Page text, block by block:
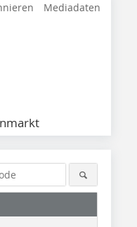
Mediadaten